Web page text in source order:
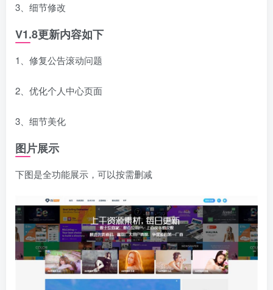
3、细节修改
V1.8更新内容如下
1、修复公告滚动问题
2、优化个人中心页面
3、细节美化
图片展示
下图是全功能展示，可以按需删减